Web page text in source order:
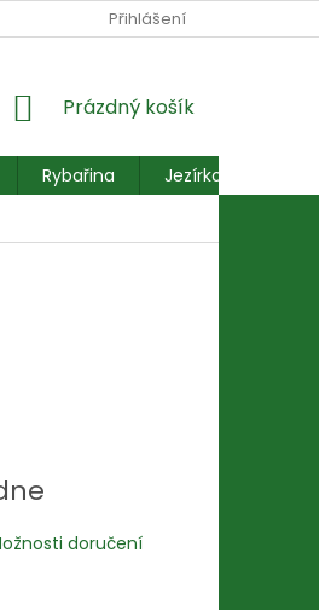
REKLAMACE FORMULÁŘ
Přihlášení
NÁKUPNÍ
Prázdný košík
Rybařina
Jezírkové ryby
doručení